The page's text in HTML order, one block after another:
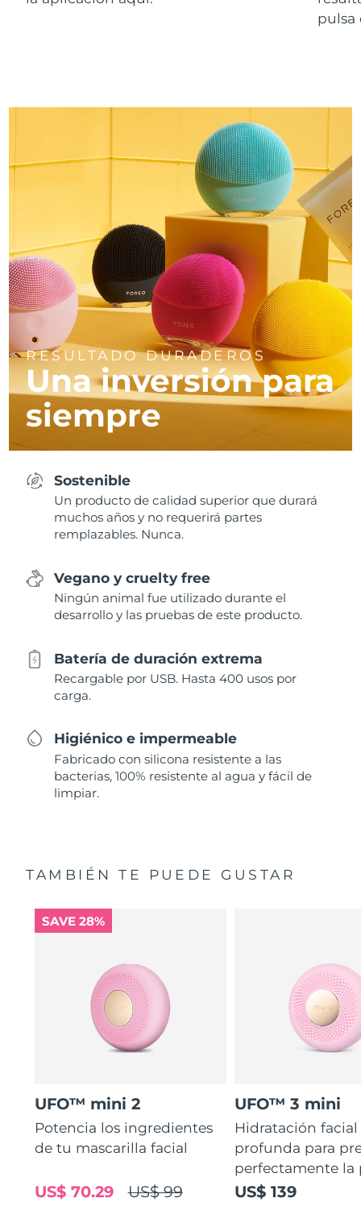
pulsa
RESULTADO DURADEROS
Una inversión para
siempre
Sostenible
Un producto de calidad superior que durará
muchos años y no requerirá partes
remplazables. Nunca.
Vegano y cruelty free
Ningún animal fue utilizado durante el
desarrollo y las pruebas de este producto.
Batería de duración extrema
Recargable por USB. Hasta 400 usos por
carga.
Higiénico e impermeable
Fabricado con silicona resistente a las
bacterias, 100% resistente al agua y fácil de
limpiar.
TAMBIÉN TE PUEDE GUSTAR
SAVE 28%
UFO™ mini 2
Potencia los ingredientes
de tu mascarilla facial
US$ 99
US$ 70.29
UFO™ 3 mini
Hidratación facial
profunda para
perfectamente la
US$ 139